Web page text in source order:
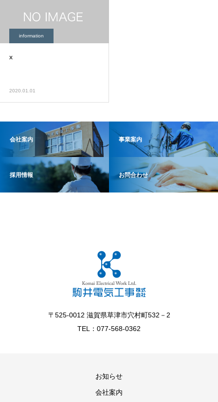
information
x
2020.01.01
会社案内 事業案内
採用情報 お問合わせ
〒525-0012 滋賀県草津市穴村町532－2
TEL：077-568-0362
お知らせ
会社案内